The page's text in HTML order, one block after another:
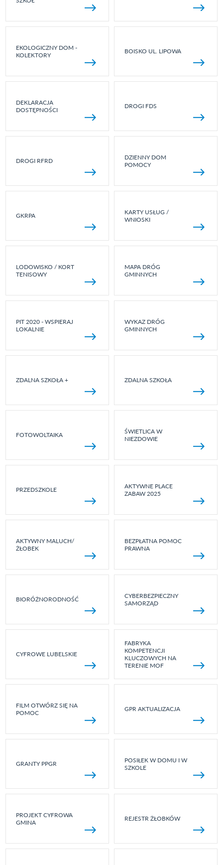
EKOLOGICZNY DOM -
KOLEKTORY
BOISKO UL. LIPOWA
DEKLARACJA
DOSTĘPNOŚCI
DROGI FDS
DROGI RFRD
DZIENNY DOM
POMOCY
GKRPA
KARTY USŁUG /
WNIOSKI
LODOWISKO / KORT
TENISOWY
MAPA DRÓG
GMINNYCH
PIT 2020 - WSPIERAJ
LOKALNIE
WYKAZ DRÓG
GMINNYCH
ZDALNA SZKOŁA + ZDALNA SZKOŁA
FOTOWOLTAIKA
ŚWIETLICA W
NIEZDOWIE
PRZEDSZKOLE
AKTYWNE PLACE
ZABAW 2025
AKTYWNY MALUCH/
ŻŁOBEK
BEZPŁATNA POMOC
PRAWNA
BIORÓŻNORODNOŚĆ
CYBERBEZPIECZNY
SAMORZĄD
CYFROWE LUBELSKIE
FABRYKA
KOMPETENCJI
KLUCZOWYCH NA
TERENIE MOF
FILM OTWÓRZ SIĘ NA
POMOC
GPR AKTUALIZACJA
GRANTY PPGR
POSIŁEK W DOMU I W
SZKOLE
PROJEKT CYFROWA
GMINA
REJESTR ŻŁOBKÓW